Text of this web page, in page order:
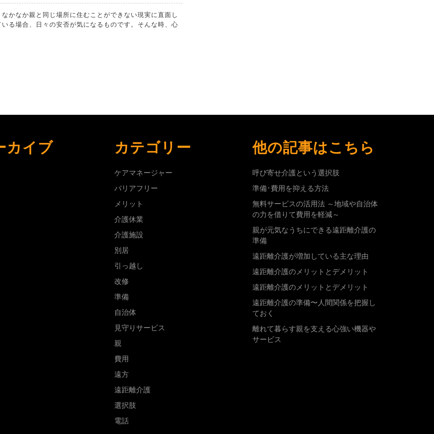
れ
て
心
い
機
器
や
サ
ー
ビ
ス
る場合、日々の安否が気になるものです。そんな時、心
カイブ カテゴリー
ケアマネージャー
バリアフリー
メリット
介護休業
介護施設
別居
引っ越し
改修
準備
自治体
見守りサービス
親
費用
遠方
遠距離介護
選択肢
電話
他の記事はこちら
呼び寄せ介護という選択肢
準備･費用を抑える方法
無料サービスの活用法 ～地域や自治体
の力を借りて費用を軽減～
親が元気なうちにできる遠距離介護の
準備
遠距離介護が増加している主な理由
遠距離介護のメリットとデメリット
遠距離介護のメリットとデメリット
遠距離介護の準備〜人間関係を把握し
ておく
離れて暮らす親を支える心強い機器や
サービス